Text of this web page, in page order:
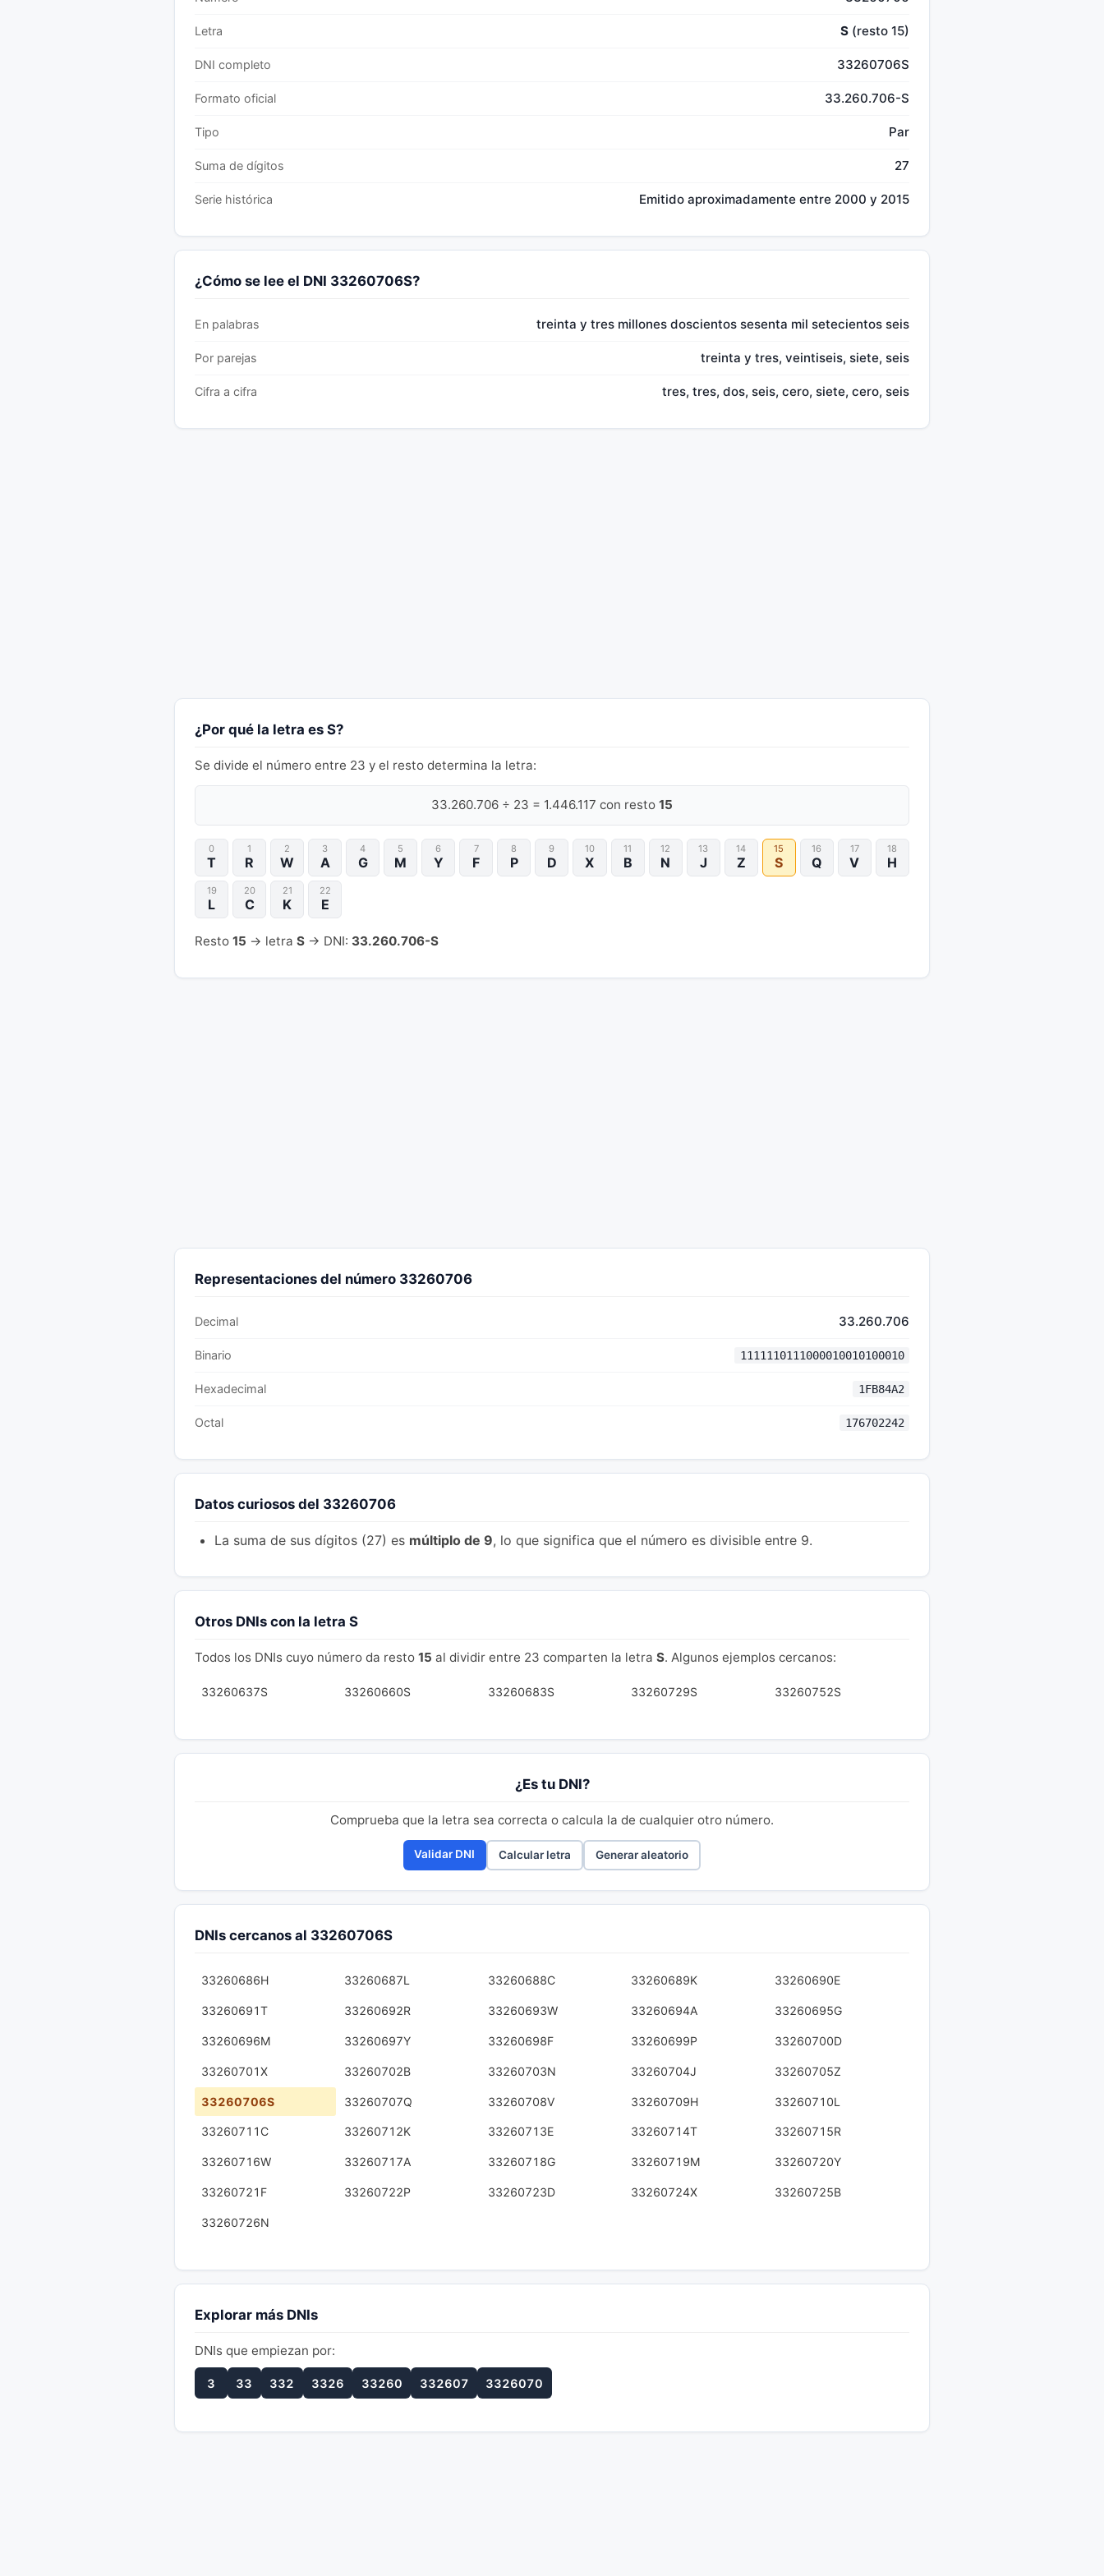
Letra S (resto 15)
DNI completo 33260706S
Formato oficial 33.260.706-S
Tipo Par
Suma de dígitos 27
Serie histórica Emitido aproximadamente entre 2000 y 2015
¿Cómo se lee el DNI 33260706S?
En palabras treinta y tres millones doscientos sesenta mil setecientos seis
Por parejas treinta y tres, veintiseis, siete, seis
Cifra a cifra tres, tres, dos, seis, cero, siete, cero, seis
¿Por qué la letra es S?
Se divide el número entre 23 y el resto determina la letra:
33.260.706 ÷ 23 = 1.446.117 con resto 15
0
T
1
R
2
W
3
A
4
G
5
M
6
Y
7
F
8
P
9
D
10
X
11
B
12
N
13
J
14
Z
15
S
16
Q
17
V
18
H
19
L
20
C
21
K
22
E
Resto 15 → letra S → DNI: 33.260.706-S
Representaciones del número 33260706
Decimal 33.260.706
Binario 1111110111000010010100010
Hexadecimal 1FB84A2
Octal 176702242
Datos curiosos del 33260706
La suma de sus dígitos (27) es múltiplo de 9, lo que significa que el número es divisible entre 9.
Otros DNIs con la letra S
Todos los DNIs cuyo número da resto 15 al dividir entre 23 comparten la letra S. Algunos ejemplos cercanos:
33260637S 33260660S 33260683S 33260729S 33260752S
¿Es tu DNI?
Comprueba que la letra sea correcta o calcula la de cualquier otro número.
Validar DNI Calcular letra Generar aleatorio
DNIs cercanos al 33260706S
33260686H 33260687L 33260688C 33260689K 33260690E
33260691T 33260692R 33260693W 33260694A 33260695G
33260696M 33260697Y 33260698F 33260699P 33260700D
33260701X 33260702B 33260703N 33260704J 33260705Z
33260706S 33260707Q 33260708V 33260709H 33260710L
33260711C 33260712K 33260713E 33260714T 33260715R
33260716W 33260717A 33260718G 33260719M 33260720Y
33260721F 33260722P 33260723D 33260724X 33260725B
33260726N
Explorar más DNIs
DNIs que empiezan por:
3 33 332 3326 33260 332607 3326070